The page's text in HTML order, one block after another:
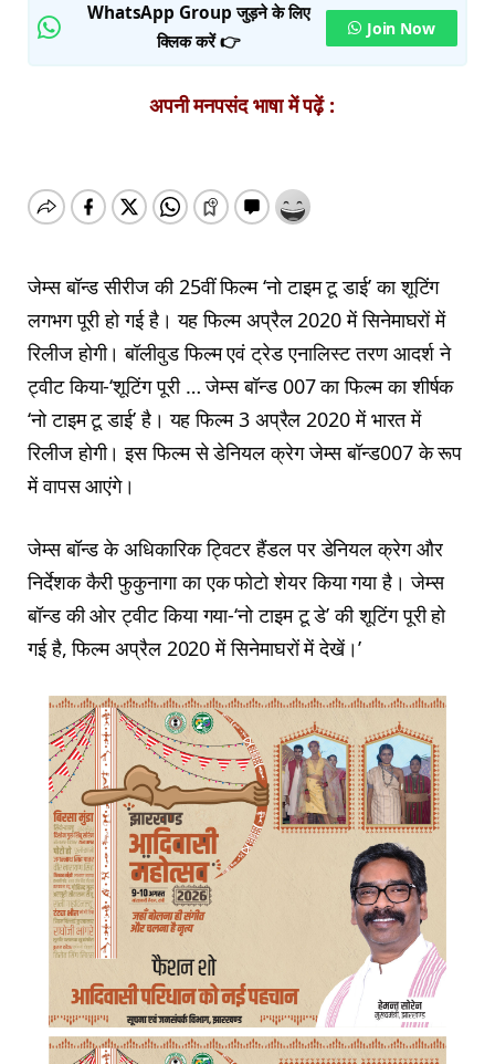
WhatsApp Group जुड़ने के लिए
क्लिक करें 👉
Join Now
अपनी मनपसंद भाषा में पढ़ें :
जेम्स बॉन्ड सीरीज की 25वीं फिल्म ‘नो टाइम टू डाई’ का शूटिंग
लगभग पूरी हो गई है। यह फिल्म अप्रैल 2020 में सिनेमाघरों में
रिलीज होगी। बॉलीवुड फिल्म एवं ट्रेड एनालिस्ट तरण आदर्श ने
ट्वीट किया-‘शूटिंग पूरी … जेम्स बॉन्ड 007 का फिल्म का शीर्षक
‘नो टाइम टू डाई’ है। यह फिल्म 3 अप्रैल 2020 में भारत में
रिलीज होगी। इस फिल्म से डेनियल क्रेग जेम्स बॉन्ड007 के रूप
में वापस आएंगे।
जेम्स बॉन्ड के अधिकारिक ट्विटर हैंडल पर डेनियल क्रेग और
निर्देशक कैरी फुकुनागा का एक फोटो शेयर किया गया है। जेम्स
बॉन्ड की ओर ट्वीट किया गया-‘नो टाइम टू डे’ की शूटिंग पूरी हो
गई है, फिल्म अप्रैल 2020 में सिनेमाघरों में देखें।’